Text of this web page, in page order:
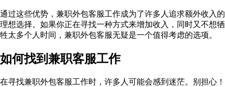
通过这些优势，兼职外包客服工作成为了许多人追求额外收入的
理想选择。如果你正在寻找一种方式来增加收入，同时又不想牺
牲太多个人时间，兼职外包客服无疑是一个值得考虑的选项。
如何找到兼职客服工作
在寻找兼职外包客服工作时，许多人可能会感到迷茫。别担心！